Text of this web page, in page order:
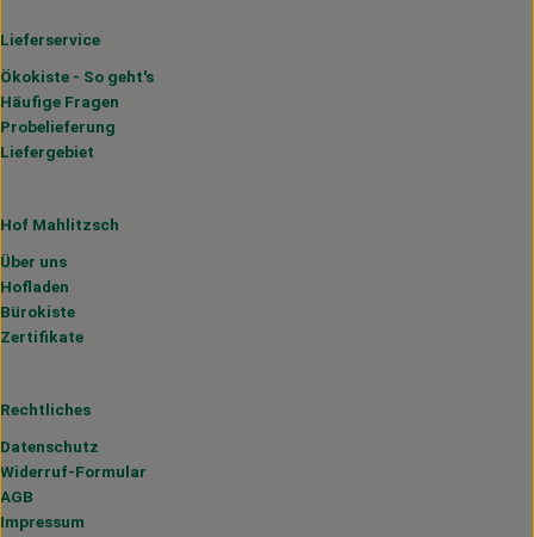
Lieferservice
Ökokiste - So geht's
Häufige Fragen
Probelieferung
Liefergebiet
Hof Mahlitzsch
Über uns
Hofladen
Bürokiste
Zertifikate
Rechtliches
Datenschutz
Widerruf-Formular
AGB
Impressum